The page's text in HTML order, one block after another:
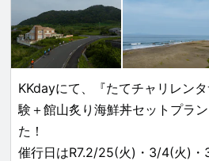
KKdayにて、『たてチャリレン
験＋館山炙り海鮮丼セットプラ
た！
催行日はR7.2/25(火)・3/4(火)・